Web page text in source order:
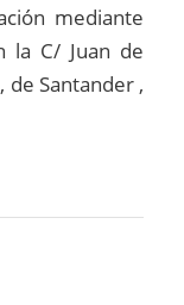
mediante
la C/ Juan de
de Santander ,